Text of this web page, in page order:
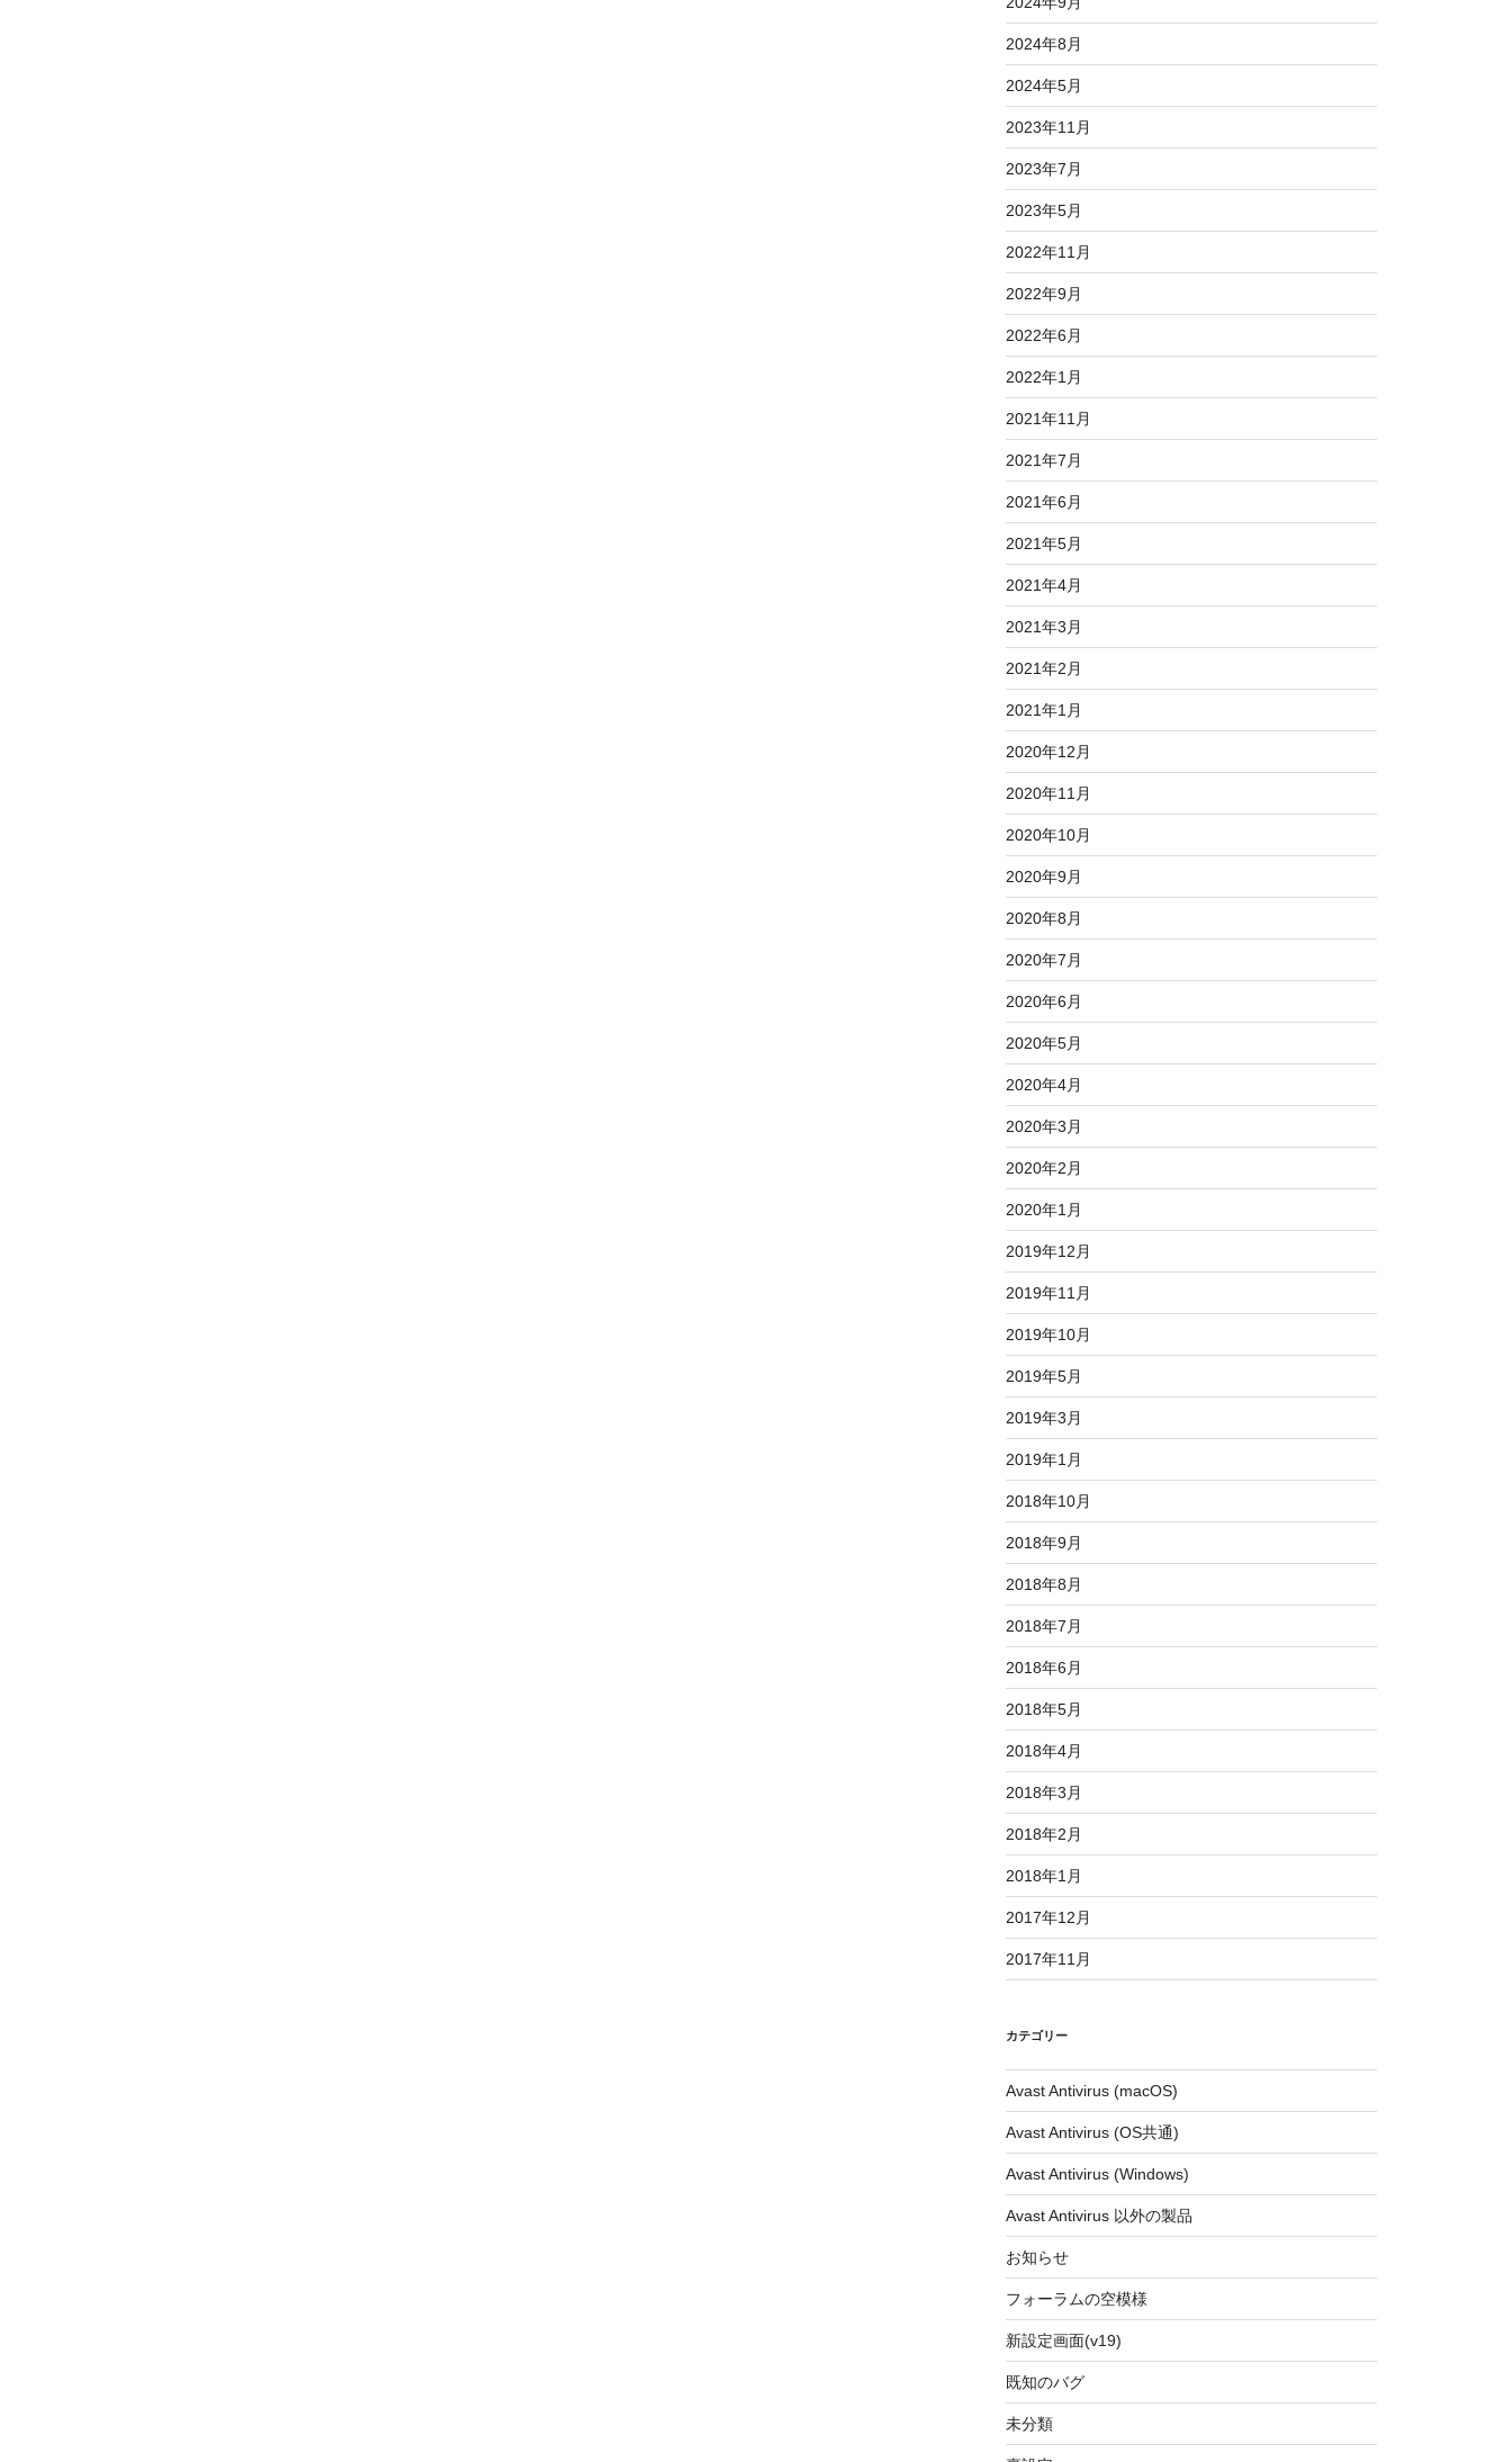
2024年8月
2024年5月
2023年11月
2023年7月
2023年5月
2022年11月
2022年9月
2022年6月
2022年1月
2021年11月
2021年7月
2021年6月
2021年5月
2021年4月
2021年3月
2021年2月
2021年1月
2020年12月
2020年11月
2020年10月
2020年9月
2020年8月
2020年7月
2020年6月
2020年5月
2020年4月
2020年3月
2020年2月
2020年1月
2019年12月
2019年11月
2019年10月
2019年5月
2019年3月
2019年1月
2018年10月
2018年9月
2018年8月
2018年7月
2018年6月
2018年5月
2018年4月
2018年3月
2018年2月
2018年1月
2017年12月
2017年11月
カテゴリー
Avast Antivirus (macOS)
Avast Antivirus (OS共通)
Avast Antivirus (Windows)
Avast Antivirus 以外の製品
お知らせ
フォーラムの空模様
新設定画面(v19)
既知のバグ
未分類